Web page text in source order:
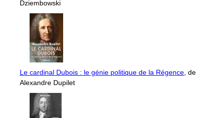
Dziembowski
Le cardinal Dubois : le génie politique de la Régence , de
Alexandre Dupilet